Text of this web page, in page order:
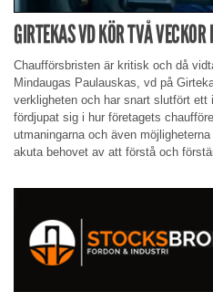
GIRTEKAS VD KÖR TVÅ VECKOR
Chaufförsbristen är kritisk och då
Mindaugas Paulauskas, vd på
verkligheten och har snart slutfört
fördjupat sig i hur företagets
utmaningarna och även
akuta behovet av att förstå och